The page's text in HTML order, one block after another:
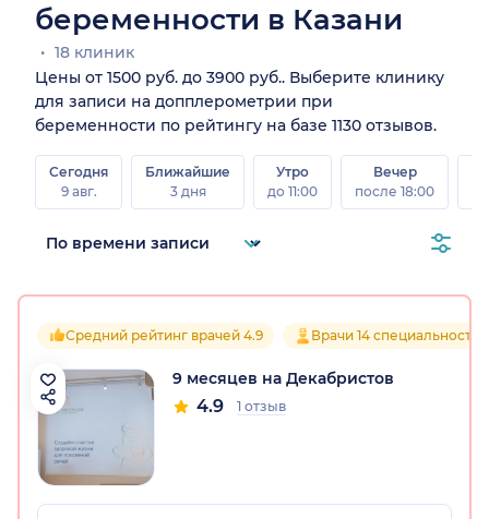
беременности в Казани
18 клиник
Цены от 1500 руб. до 3900 руб.. Выберите клинику
для записи на допплерометрии при
беременности по рейтингу на базе 1130 отзывов.
Сегодня
9 авг.
Ближайшие
3 дня
Утро
до 11:00
Вечер
после 18:00
Средний рейтинг врачей 4.9 Врачи 14 специальностей
9 месяцев на Декабристов
4.9 1 отзыв